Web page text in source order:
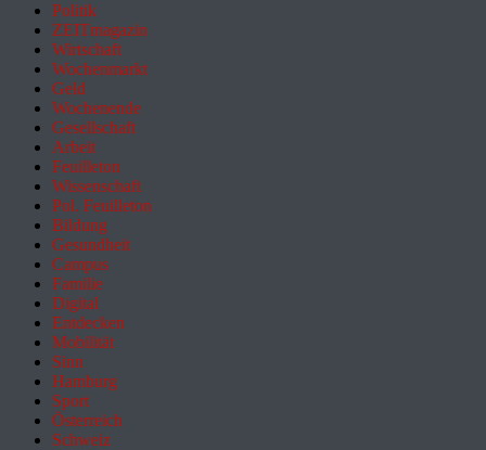
Politik
ZEITmagazin
Wirtschaft
Wochenmarkt
Geld
Wochenende
Gesellschaft
Arbeit
Feuilleton
Wissenschaft
Pol. Feuilleton
Bildung
Gesundheit
Campus
Familie
Digital
Entdecken
Mobilität
Sinn
Hamburg
Sport
Österreich
Schweiz